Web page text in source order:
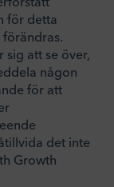
för detta
sig att se över,
någon
för att
det inte
Growth